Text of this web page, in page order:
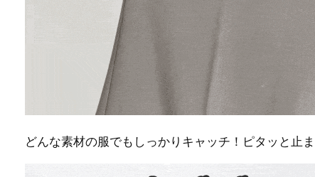
どんな素材の服でもしっかりキャッチ！ピタッと止